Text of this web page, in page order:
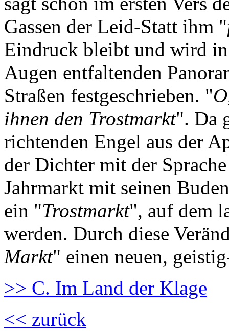
Gassen der Leid-Statt ihm "
Eindruck bleibt und wird
Augen entfaltenden
Straßen festgeschrieben. "
ihnen den Trostmarkt". Da
richtenden Engel aus der
der Dichter mit der
Jahrmarkt mit seinen
ein "Trostmarkt", auf dem
werden. Durch diese
Markt" einen neuen,
>> C. Im Land der Klage
<< zurück